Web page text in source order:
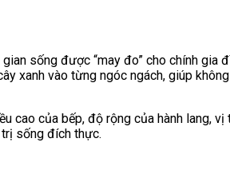
sống được “may đo” cho chính gia
xanh vào từng ngóc ngách, giúp không
cao của bếp, độ rộng của hành lang, vị
sống đích thực.